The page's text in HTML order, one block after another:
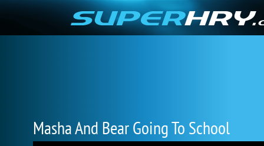
Masha And Bear Going To School